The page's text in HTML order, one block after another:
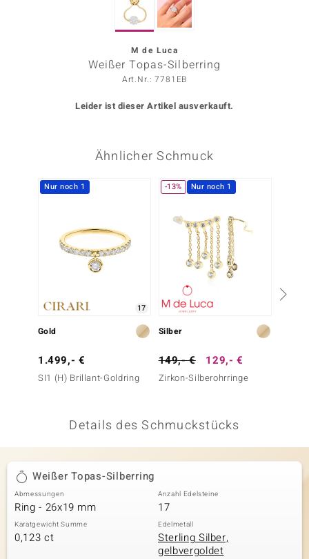
Collection
M de Luca
Weißer Topas-Silberring
Art.Nr.: 7781EB
Leider ist dieser Artikel ausverkauft.
Ähnlicher Schmuck
Nur noch 1
17
Gold
1.499,- €
SI1 (H) Brillant-Goldring
-13% Nur noch 1
Silber
149,- € 129,- €
Zirkon-Silberohrringe
Details des Schmuckstücks
Weißer Topas-Silberring
Abmessungen
Ring - 26x19 mm
Anzahl Edelsteine
17
Karatgewicht Summe
0,123 ct
Edelmetall
Sterling Silber,
gelbvergoldet